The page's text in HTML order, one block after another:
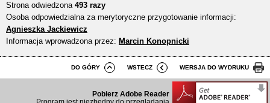
Strona odwiedzona 493 razy
Osoba odpowiedzialna za merytoryczne przygotowanie informacji:
Agnieszka Jackiewicz
Informacja wprowadzona przez: Marcin Konopnicki
DO GÓRY WSTECZ WERSJA DO WYDRUKU
Pobierz Adobe Reader